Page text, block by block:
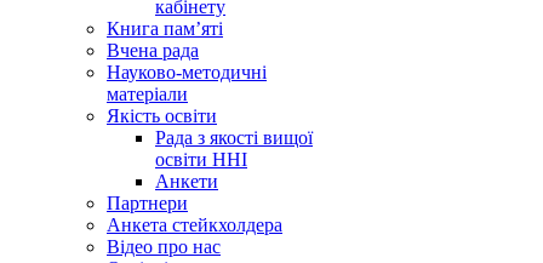
кабінету
Книга памʼяті
Вчена рада
Науково-методичні
матеріали
Якість освіти
Рада з якості вищої
освіти ННІ
Анкети
Партнери
Анкета стейкхолдера
Відео про нас